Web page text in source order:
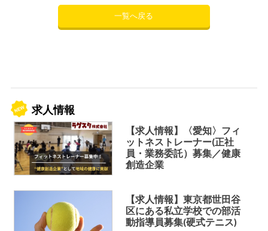
一覧へ戻る
求人情報
【求人情報】〈愛知〉フィ
ットネストレーナー(正社
員・業務委託）募集／健康
創造企業
【求人情報】東京都世田谷
区にある私立学校での部活
動指導員募集(硬式テニス)